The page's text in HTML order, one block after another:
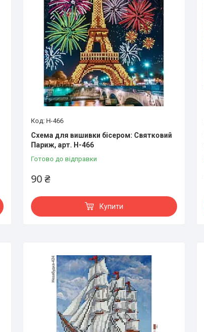
Н-466
Схема для вишивки бісером: Святковий
Париж, арт. Н-466
Готово до відправки
90 ₴
Купити